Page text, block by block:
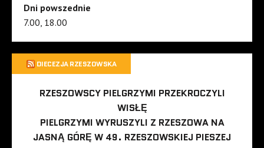
Dni powszednie
7.00, 18.00
DIECEZJA RZESZOWSKA
RZESZOWSCY PIELGRZYMI PRZEKROCZYLI
WISŁĘ
PIELGRZYMI WYRUSZYLI Z RZESZOWA NA
JASNĄ GÓRĘ W 49. RZESZOWSKIEJ PIESZEJ